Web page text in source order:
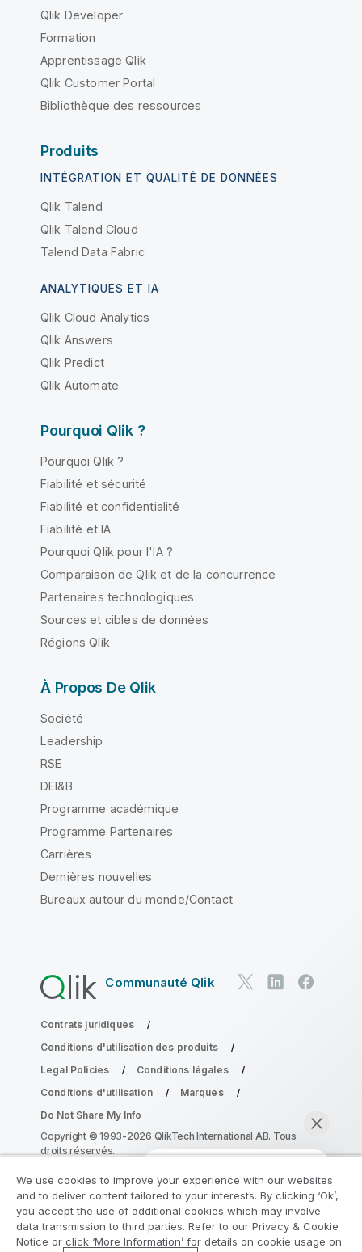
Qlik Developer
Formation
Apprentissage Qlik
Qlik Customer Portal
Bibliothèque des ressources
Produits
INTÉGRATION ET QUALITÉ DE DONNÉES
Qlik Talend
Qlik Talend Cloud
Talend Data Fabric
ANALYTIQUES ET IA
Qlik Cloud Analytics
Qlik Answers
Qlik Predict
Qlik Automate
Pourquoi Qlik ?
Pourquoi Qlik ?
Fiabilité et sécurité
Fiabilité et confidentialité
Fiabilité et IA
Pourquoi Qlik pour l'IA ?
Comparaison de Qlik et de la concurrence
Partenaires technologiques
Sources et cibles de données
Régions Qlik
À Propos De Qlik
Société
Leadership
RSE
DEI&B
Programme académique
Programme Partenaires
Carrières
Dernières nouvelles
Bureaux autour du monde/Contact
Communauté Qlik
Contrats juridiques
Conditions d'utilisation des produits
Legal Policies
Conditions légales
Conditions d'utilisation
Marques
Do Not Share My Info
Copyright © 1993-2026 QlikTech International AB. Tous
droits réservés.
Rejoignez le Programme de
modernisation analytique
We use cookies to improve your experience with our websites
and to deliver content tailored to your interests. By clicking ‘Ok’,
you accept the use of additional cookies which may involve
data transmission to third parties. Refer to our Privacy & Cookie
Notice or click ‘More Information’ for details on cookie usage on